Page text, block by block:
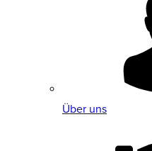
Über uns